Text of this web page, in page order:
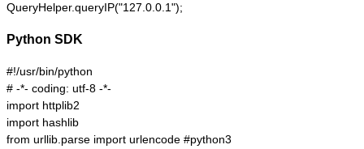
QueryHelper.queryIP("127.0.0.1");
Python SDK
#!/usr/bin/python
# -*- coding: utf-8 -*-
import httplib2
import hashlib
from urllib.parse import urlencode #python3